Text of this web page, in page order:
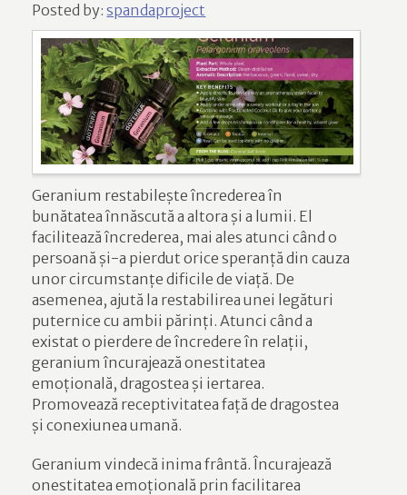
Posted by: spandaproject
Geranium restabilește încrederea în
bunătatea înnăscută a altora și a lumii. El
facilitează încrederea, mai ales atunci când o
persoană și-a pierdut orice speranță din cauza
unor circumstanțe dificile de viață. De
asemenea, ajută la restabilirea unei legături
puternice cu ambii părinți. Atunci când a
existat o pierdere de încredere în relații,
geranium încurajează onestitatea
emoțională, dragostea și iertarea.
Promovează receptivitatea față de dragostea
și conexiunea umană.
Geranium vindecă inima frântă. Încurajează
onestitatea emoțională prin facilitarea